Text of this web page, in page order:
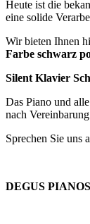
Heute ist die
eine solide
Wir bieten Ihnen
Farbe schwarz
Silent Klavier
Das Piano und
nach
Sprechen Sie uns
DEGUS